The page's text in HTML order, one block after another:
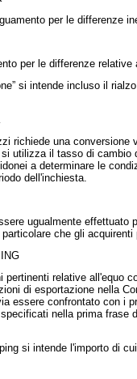
per le differenze
per le differenze relative
si intende incluso il
una conversione
utilizza il tasso di
a determinare le
dell'inchiesta.
ugualmente effettuato
che gli
relative all'equo
di esportazione nella
essere confrontato con i
nella prima frase
si intende l'importo di cui